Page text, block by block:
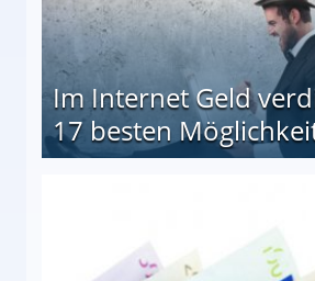
Im Internet Geld
17 besten